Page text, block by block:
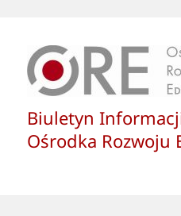
Biuletyn
Ośrodka Rozwoju